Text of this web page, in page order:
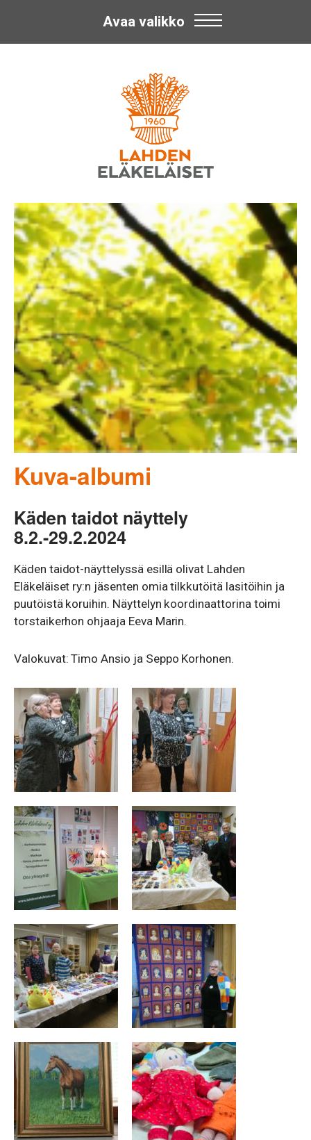
Eläkeläiset
ry
Lahden
Eläkeläiset
toiminnasta.
Avaa valikko
Kuva-albumi
Käden taidot näyttely
8.2.-29.2.2024
Käden taidot-näyttelyssä esillä olivat Lahden
Eläkeläiset ry:n jäsenten omia tilkkutöitä lasitöihin ja
puutöistä koruihin. Näyttelyn koordinaattorina toimi
torstaikerhon ohjaaja Eeva Marin.
Valokuvat: Timo Ansio ja Seppo Korhonen.